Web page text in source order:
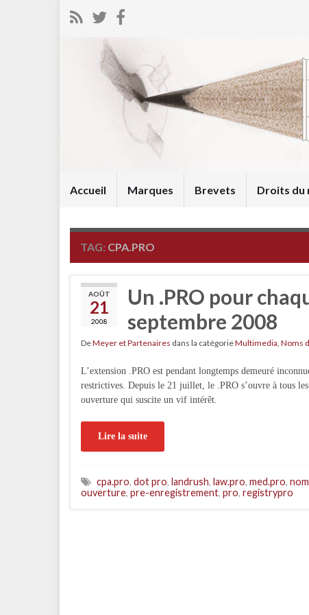
Accueil Marques Brevets Droits du
TAG: CPA.PRO
AOÛT
21
2008
Un .PRO pour
septembre 2008
DeMeyer et Partenaires dans la catégorieMultimedia, Noms
L’extension .PRO est pendant longtemps demeuré
restrictives. Depuis le 21 juillet, le .PRO s’ouvre à tous
ouverture qui suscite un vif intérêt.
Lire la suite
cpa.pro, dot pro, landrush, law.pro, med.pro,
ouverture, pre-enregistrement, pro, registrypro